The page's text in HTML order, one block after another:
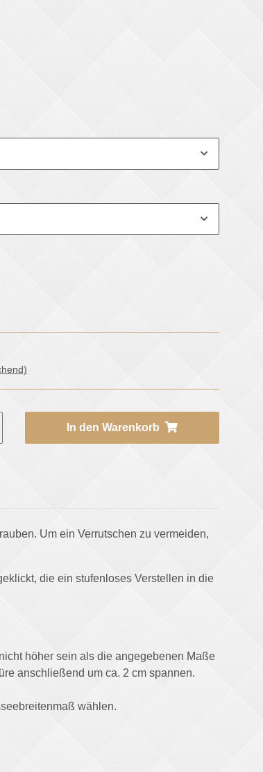
In den Warenkorb
Um ein Verrutschen zu vermeiden,
die ein stufenloses Verstellen in die
höher sein als die angegebenen Maße
anschließend um ca. 2 cm spannen.
wählen.